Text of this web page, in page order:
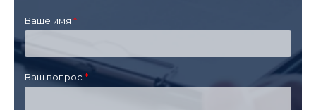
Ваше имя
Ваш вопрос